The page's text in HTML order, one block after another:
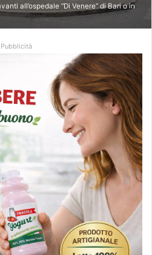
all’ospedale “Di Venere” di Bari o in
Pubblicità